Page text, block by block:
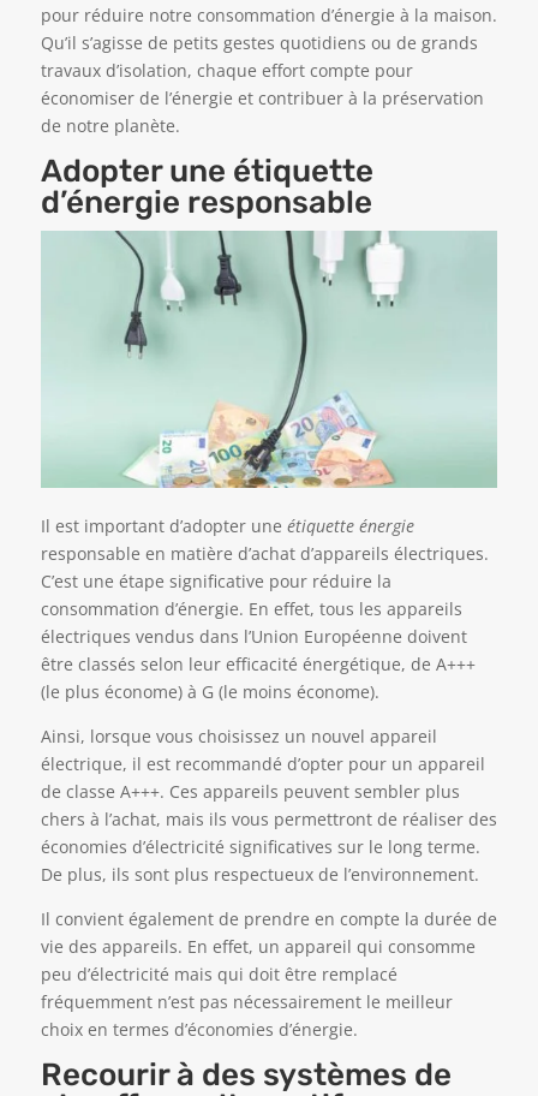
pour réduire notre consommation d’énergie à la maison.
Qu’il s’agisse de petits gestes quotidiens ou de grands
travaux d’isolation, chaque effort compte pour
économiser de l’énergie et contribuer à la préservation
de notre planète.
Adopter une étiquette
d’énergie responsable
Il est important d’adopter une étiquette énergie
responsable en matière d’achat d’appareils électriques.
C’est une étape significative pour réduire la
consommation d’énergie. En effet, tous les appareils
électriques vendus dans l’Union Européenne doivent
être classés selon leur efficacité énergétique, de A+++
(le plus économe) à G (le moins économe).
Ainsi, lorsque vous choisissez un nouvel appareil
électrique, il est recommandé d’opter pour un appareil
de classe A+++. Ces appareils peuvent sembler plus
chers à l’achat, mais ils vous permettront de réaliser des
économies d’électricité significatives sur le long terme.
De plus, ils sont plus respectueux de l’environnement.
Il convient également de prendre en compte la durée de
vie des appareils. En effet, un appareil qui consomme
peu d’électricité mais qui doit être remplacé
fréquemment n’est pas nécessairement le meilleur
choix en termes d’économies d’énergie.
Recourir à des systèmes de